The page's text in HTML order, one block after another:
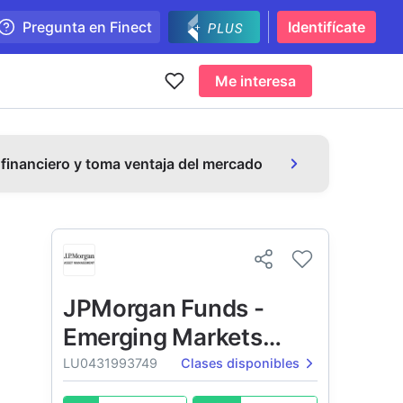
Pregunta en Finect Identifícate
Me interesa
y toma ventaja del mercado
JPMorgan Funds -
Emerging Markets
Opportunities Fund
LU0431993749 Clases disponibles